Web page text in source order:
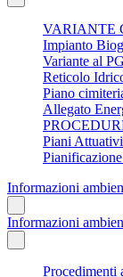
VARIANTE
Impianto
Variante al
Reticolo
Piano
Allegato
Piani Attuativi
Informazioni
Informazioni
Procedimenti